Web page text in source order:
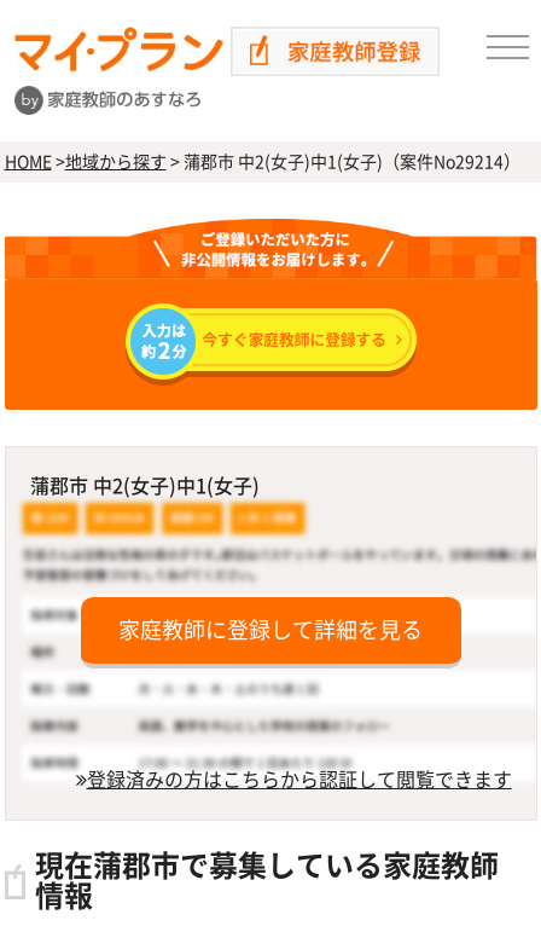
HOME>地域から探す >蒲郡市 中2(女子)中1(女子)（案件No29214）
蒲郡市 中2(女子)中1(女子)
家庭教師に登録して詳細を見る
登録済みの方はこちらから認証して閲覧できます
現在蒲郡市で募集している家庭教師
情報